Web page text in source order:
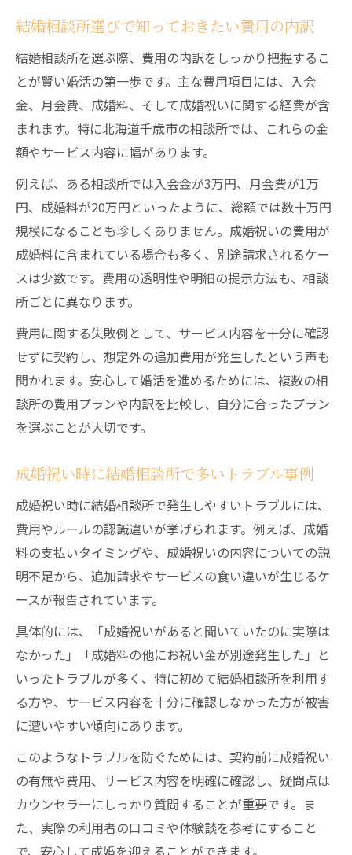
成婚料の不安を解消できる結婚相談所の特
徴
規約違反を避ける成婚祝いの正しい手順
結婚相談所の規約を守る成婚祝い受け取り
方法
成婚祝い時に結婚相談所で注意すべきルー
ル
結婚相談所の規約違反を避ける実践ポイン
ト
成婚祝いでトラブルを防ぐ結婚相談所の手
順
結婚相談所で安心して成婚祝いを受け取る
手続き
結婚相談所選びで知っておきたい費用の内訳
結婚相談所を選ぶ際、費用の内訳をしっかり把握するこ
とが賢い婚活の第一歩です。主な費用項目には、入会
金、月会費、成婚料、そして成婚祝いに関する経費が含
まれます。特に北海道千歳市の相談所では、これらの金
額やサービス内容に幅があります。
例えば、ある相談所では入会金が3万円、月会費が1万
円、成婚料が20万円といったように、総額では数十万円
規模になることも珍しくありません。成婚祝いの費用が
成婚料に含まれている場合も多く、別途請求されるケー
スは少数です。費用の透明性や明細の提示方法も、相談
所ごとに異なります。
費用に関する失敗例として、サービス内容を十分に確認
せずに契約し、想定外の追加費用が発生したという声も
聞かれます。安心して婚活を進めるためには、複数の相
談所の費用プランや内訳を比較し、自分に合ったプラン
を選ぶことが大切です。
成婚祝い時に結婚相談所で多いトラブル事例
成婚祝い時に結婚相談所で発生しやすいトラブルには、
費用やルールの認識違いが挙げられます。例えば、成婚
料の支払いタイミングや、成婚祝いの内容についての説
明不足から、追加請求やサービスの食い違いが生じるケ
ースが報告されています。
具体的には、「成婚祝いがあると聞いていたのに実際は
なかった」「成婚料の他にお祝い金が別途発生した」と
いったトラブルが多く、特に初めて結婚相談所を利用す
る方や、サービス内容を十分に確認しなかった方が被害
に遭いやすい傾向にあります。
このようなトラブルを防ぐためには、契約前に成婚祝い
の有無や費用、サービス内容を明確に確認し、疑問点は
カウンセラーにしっかり質問することが重要です。ま
た、実際の利用者の口コミや体験談を参考にすること
で、安心して成婚を迎えることができます。